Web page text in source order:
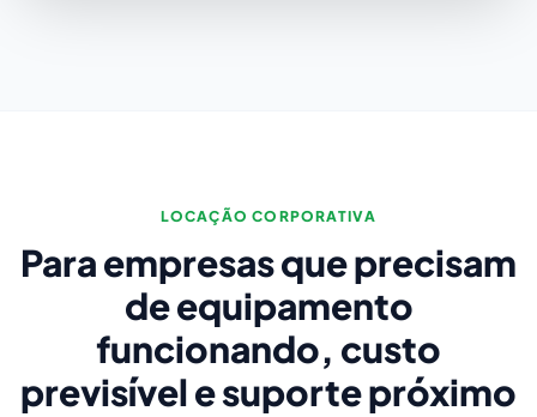
LOCAÇÃO CORPORATIVA
Para empresas que precisam
de equipamento
funcionando, custo
previsível e suporte próximo